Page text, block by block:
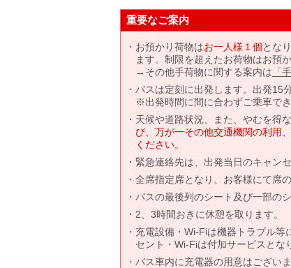
重要なご案内
お預かり荷物はお一人様１個とな
ます。制限を超えたお荷物はお預
→その他手荷物に関する案内は 「
バスは定刻に出発します。出発15
※出発時間に間に合わずご乗車で
天候や道路状況、また、やむを得
び、万が一その他交通機関の利用
ください。
緊急連絡先は、出発当日のキャン
全席指定席となり、お客様にて席
バスの最後列のシート及び一部の
2、3時間おきに休憩を取ります。
充電設備・Wi-Fiは機器トラブル
セント・Wi-Fiは付加サービスとな
バス車内に充電器の用意はござい